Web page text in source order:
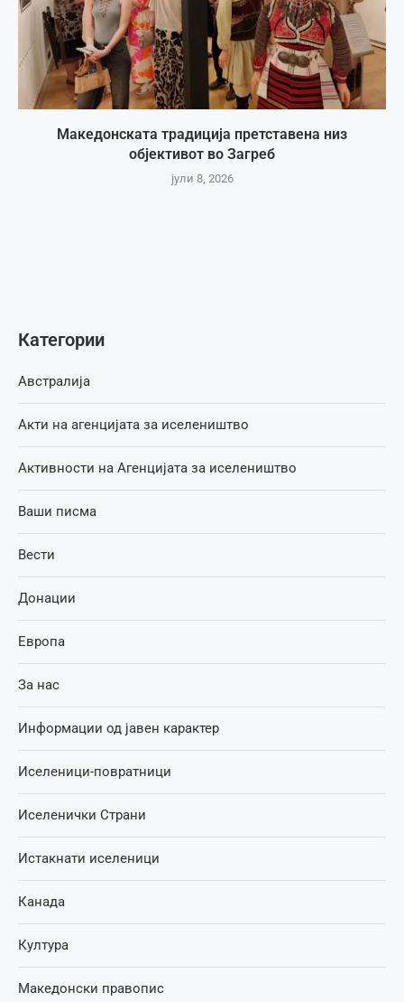
Македонската традиција претставена низ
објективот во Загреб
јули 8, 2026
Категории
Австралија
Акти на агенцијата за иселеништво
Активности на Агенцијата за иселеништво
Ваши писма
Вести
Донации
Европа
За нас
Информации од јавен карактер
Иселеници-повратници
Иселенички Страни
Истакнати иселеници
Канада
Култура
Македонски правопис